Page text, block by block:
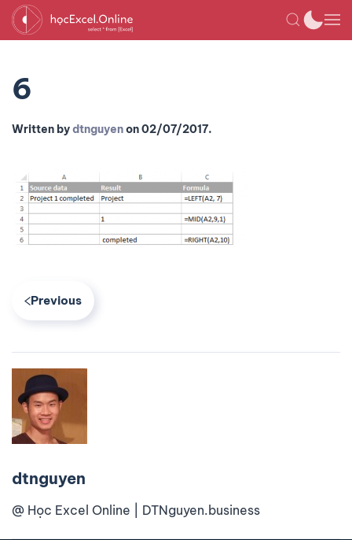
6
Written bydtnguyenon02/07/2017.
Previous
dtnguyen
@ Học Excel Online | DTNguyen.business